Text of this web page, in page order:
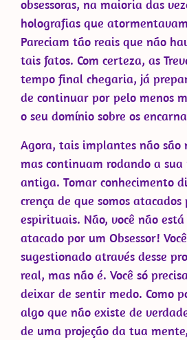
obsessoras, na maioria das
holografias que
Pareciam tão reais que não
tais fatos. Com certeza, as
tempo final chegaria, já
de continuar por pelo menos
o seu domínio sobre os
Agora, tais implantes não são
mas continuam rodando a sua
antiga. Tomar conhecimento
crença de que somos
espirituais. Não, você não
atacado por um Obsessor!
sugestionado através desse
real, mas não é. Você só
deixar de sentir medo. Como
algo que não existe de
de uma projeção da tua